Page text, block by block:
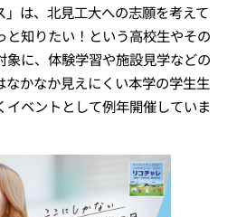
」は、北見工大への志願を考えて
と知りたい！という高校生やその
象に、体験学習や施設見学などの
なかなか見えにくい本学の学生生
イベントとして例年開催していま